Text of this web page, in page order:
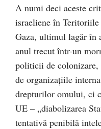
A numi deci aceste
israeliene în Teritoriile
Gaza, ultimul lagăr în
anul trecut într-un
politicii de colonizare,
de organizațiile
drepturilor omului, ci
UE – „diabolizarea
tentativă penibilă